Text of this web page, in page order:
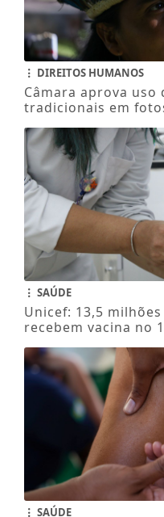
DIREITOS HUMANOS
Câmara aprova
tradicionais em
SAÚDE
Unicef: 13,5
recebem vacina no
SAÚDE